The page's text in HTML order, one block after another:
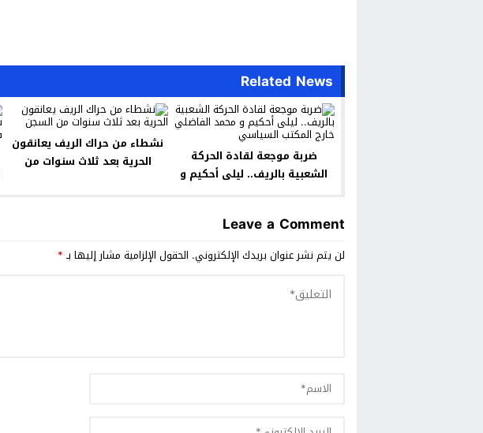
Related News
ضربة موجعة لقادة الحركة
الشعبية بالريف.. ليلى أحكيم و
نشطاء من حراك الريف يعانقون
الحرية بعد ثلاث سنوات من
Leave a Comment
لن يتم نشر عنوان بريدك الإلكتروني. الحقول الإلزامية مشار إليها بـ*